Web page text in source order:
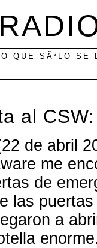
QUE SÃ³LO
al
de abril
me
de
las
a